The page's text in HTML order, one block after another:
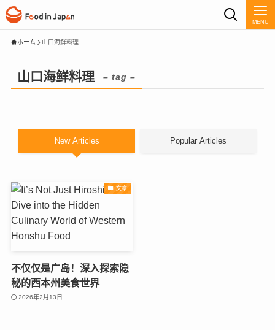
MENU
ホーム 山口海鲜料理
山口海鲜料理 – tag –
New Articles Popular Articles
文章
不仅仅是广岛！深入探索隐
秘的西本州美食世界
2026年2月13日